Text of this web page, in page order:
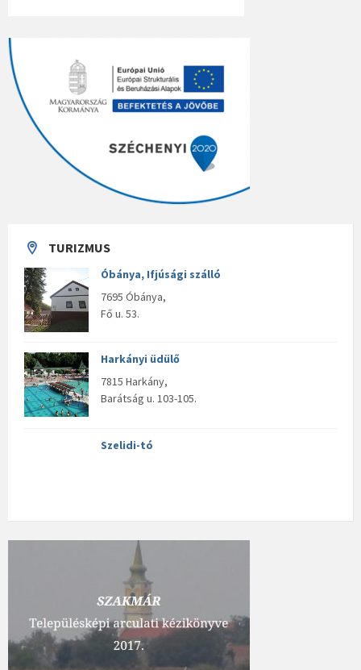
TURIZMUS
Óbánya, Ifjúsági szálló
7695 Óbánya,
Fő u. 53.
Harkányi üdülő
7815 Harkány,
Barátság u. 103-105.
Szelidi-tó